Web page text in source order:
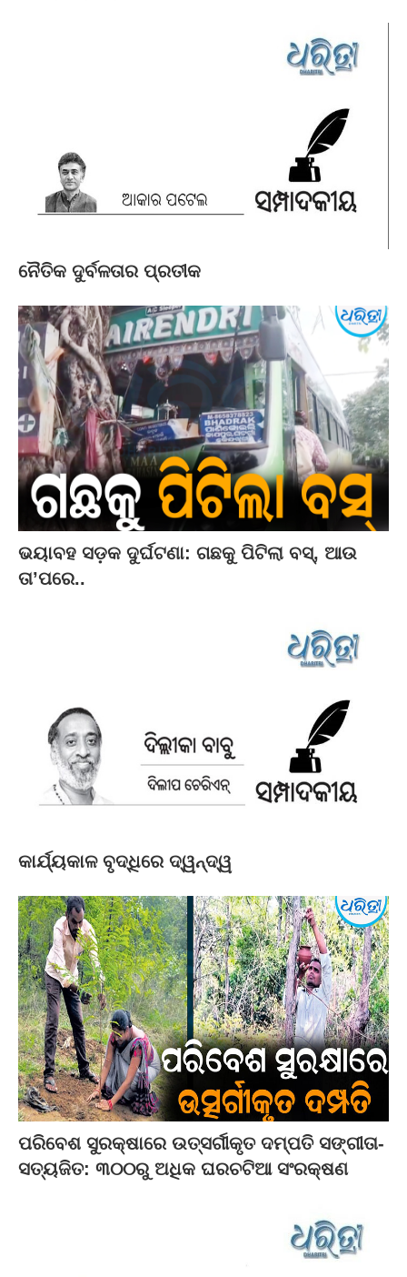
ନୈତିକ ଦୁର୍ବଳତାର ପ୍ରତୀକ
ଭୟାବହ ସଡ଼କ ଦୁର୍ଘଟଣା: ଗଛକୁ ପିଟିଲା ବସ୍‌, ଆଉ
ତା’ପରେ..
କାର୍ଯ୍ୟକାଳ ବୃଦ୍ଧିରେ ଦ୍ୱନ୍ଦ୍ୱ
ପରିବେଶ ସୁରକ୍ଷାରେ ଉତ୍ସର୍ଗୀକୃତ ଦମ୍ପତି ସଙ୍ଗୀତା-
ସତ୍ୟଜିତ: ୩୦୦ରୁ ଅଧିକ ଘରଚଟିଆ ସଂରକ୍ଷଣ